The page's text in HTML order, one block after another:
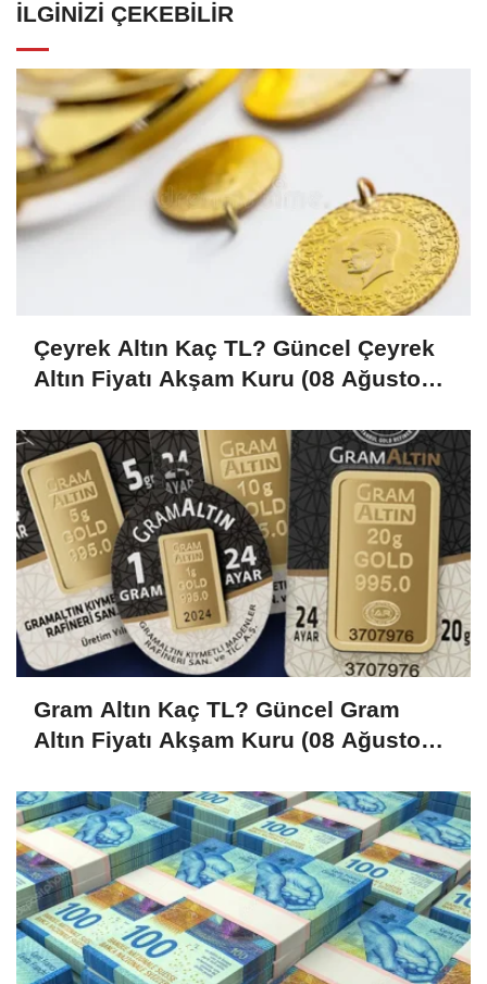
İLGINIZI ÇEKEBILIR
Çeyrek Altın Kaç TL? Güncel Çeyrek
Altın Fiyatı Akşam Kuru (08 Ağustos
Gram Altın Kaç TL? Güncel Gram
Altın Fiyatı Akşam Kuru (08 Ağustos